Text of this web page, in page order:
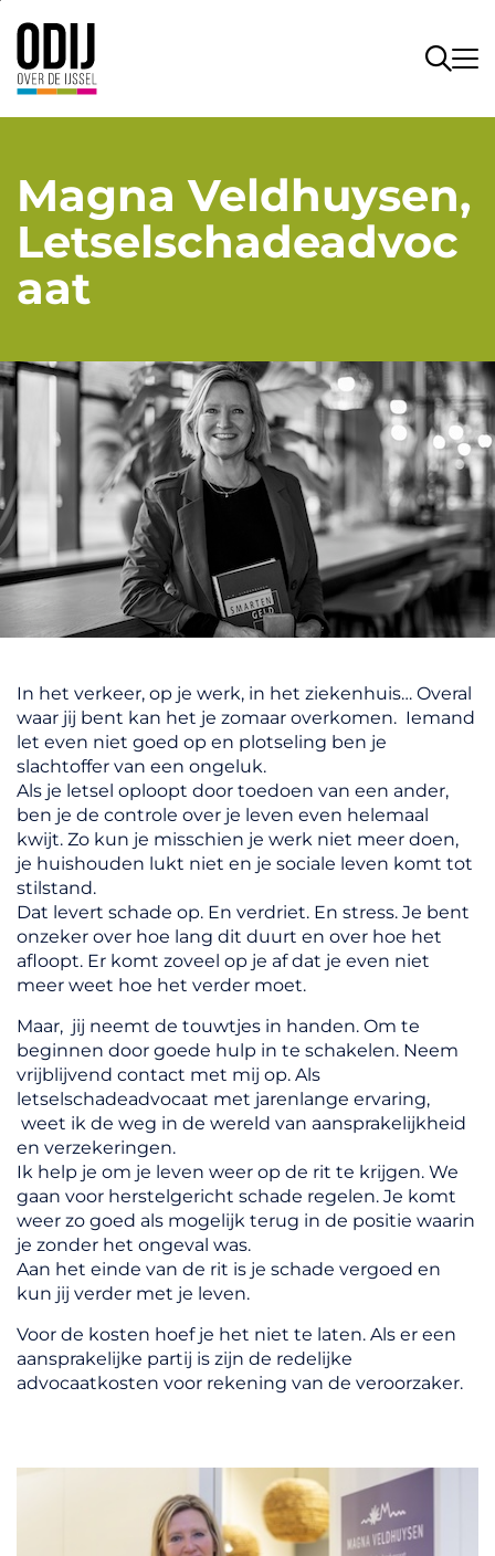
Magna Veldhuysen,
Letselschadeadvoc
aat
In het verkeer, op je werk, in het ziekenhuis… Overal
waar jij bent kan het je zomaar overkomen. Iemand
let even niet goed op en plotseling ben je
slachtoffer van een ongeluk.
Als je letsel oploopt door toedoen van een ander,
ben je de controle over je leven even helemaal
kwijt. Zo kun je misschien je werk niet meer doen,
je huishouden lukt niet en je sociale leven komt tot
stilstand.
Dat levert schade op. En verdriet. En stress. Je bent
onzeker over hoe lang dit duurt en over hoe het
afloopt. Er komt zoveel op je af dat je even niet
meer weet hoe het verder moet.
Maar, jij neemt de touwtjes in handen. Om te
beginnen door goede hulp in te schakelen. Neem
vrijblijvend contact met mij op. Als
letselschadeadvocaat met jarenlange ervaring,
weet ik de weg in de wereld van aansprakelijkheid
en verzekeringen.
Ik help je om je leven weer op de rit te krijgen. We
gaan voor herstelgericht schade regelen. Je komt
weer zo goed als mogelijk terug in de positie waarin
je zonder het ongeval was.
Aan het einde van de rit is je schade vergoed en
kun jij verder met je leven.
Voor de kosten hoef je het niet te laten. Als er een
aansprakelijke partij is zijn de redelijke
advocaatkosten voor rekening van de veroorzaker.